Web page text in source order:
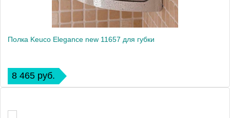
Полка Keuco Elegance new 11657 для губки
8 465 руб.